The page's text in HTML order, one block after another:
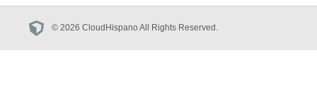
© 2026 CloudHispano All Rights Reserved.